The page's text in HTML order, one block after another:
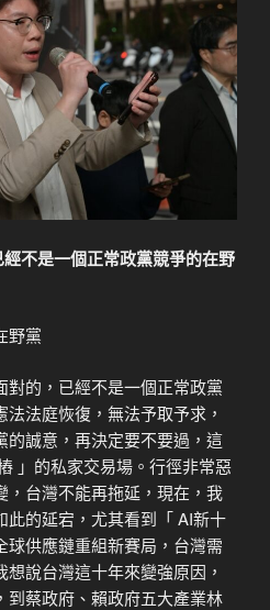
不是一個正常政黨競爭的在野
野黨
的，已經不是一個正常政黨
法庭恢復，無法予取予求，
的誠意，再決定要不要過，這
」的私家交易場。行徑非常惡
，台灣不能再拖延，現在，我
此的延宕，尤其看到「 AI新十
供應鏈重組新賽局，台灣需
說台灣這十年來變強原因，
到蔡政府、賴政府五大產業林